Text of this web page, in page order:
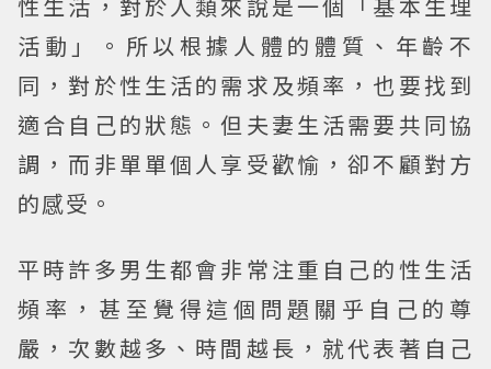
活動」。所以根據人體的體質、年齡不
同，對於性生活的需求及頻率，也要找到
適合自己的狀態。但夫妻生活需要共同協
調，而非單單個人享受歡愉，卻不顧對方
的感受。
平時許多男生都會非常注重自己的性生活
頻率，甚至覺得這個問題關乎自己的尊
嚴，次數越多、時間越長，就代表著自己